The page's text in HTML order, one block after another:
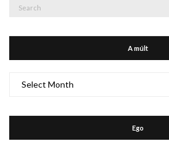
A múlt
múlt
Ego